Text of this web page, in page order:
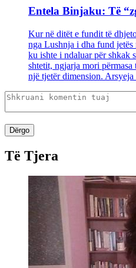
Entela Binjaku: Të
Kur në ditët e fundit të
nga Lushnja i dha fund
ku ishte i ndaluar për shkak
shtetit, ngjarja mori
një tjetër dimension.
Dërgo
Të Tjera